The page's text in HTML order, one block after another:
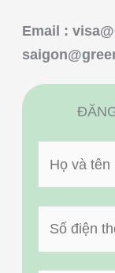
Email :